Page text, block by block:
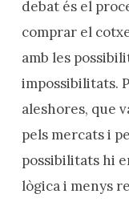
debat és el
comprar el
amb les
impossibilitats.
aleshores, que
pels mercats i
possibilitats hi
lògica i menys